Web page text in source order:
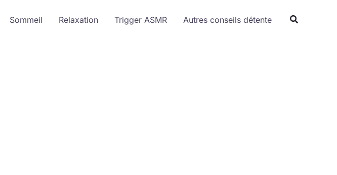
Sommeil Relaxation Trigger ASMR Autres conseils détente